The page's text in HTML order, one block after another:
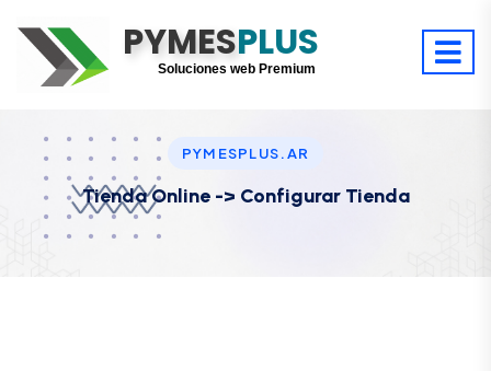
PYMESPLUS
Digitaliza tu éxito
Soluciones web Premium
PYMESPLUS.AR
Tienda Online -> Configurar Tienda